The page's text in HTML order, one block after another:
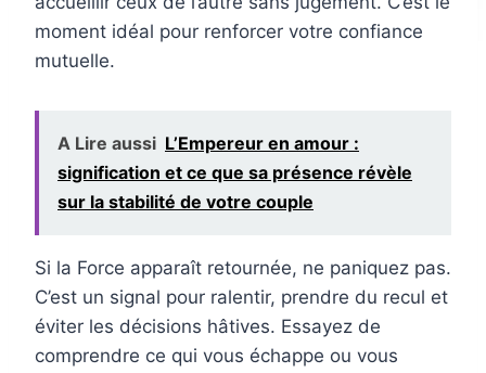
moment idéal pour renforcer votre confiance
mutuelle.
A Lire aussi L’Empereur en amour :
signification et ce que sa présence révèle
sur la stabilité de votre couple
Si la Force apparaît retournée, ne paniquez pas.
C’est un signal pour ralentir, prendre du recul et
éviter les décisions hâtives. Essayez de
comprendre ce qui vous échappe ou vous